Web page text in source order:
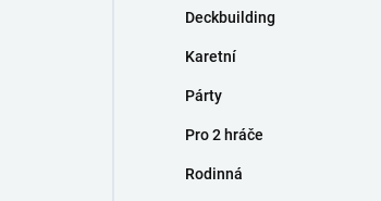
Deckbuilding
Karetní
Párty
Pro 2 hráče
Rodinná